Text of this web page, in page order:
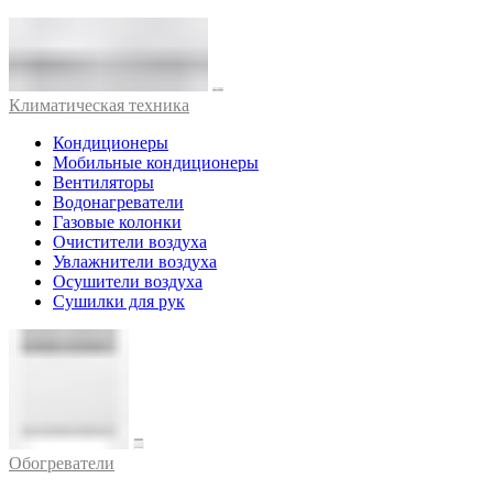
Климатическая техника
Кондиционеры
Мобильные кондиционеры
Вентиляторы
Водонагреватели
Газовые колонки
Очистители воздуха
Увлажнители воздуха
Осушители воздуха
Сушилки для рук
Обогреватели